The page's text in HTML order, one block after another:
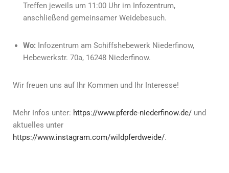
Treffen jeweils um 11:00 Uhr im Infozentrum,
anschließend gemeinsamer Weidebesuch.
Wo: Infozentrum am Schiffshebewerk Niederfinow,
Hebewerkstr. 70a, 16248 Niederfinow.
Wir freuen uns auf Ihr Kommen und Ihr Interesse!
Mehr Infos unter: https://www.pferde-niederfinow.de/ und
aktuelles unter
https://www.instagram.com/wildpferdweide/.